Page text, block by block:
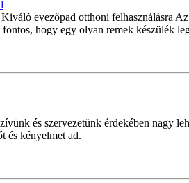
evezőpad otthoni felhasználásra
hogy egy olyan remek készülék
és szervezetünk érdekében nagy
és kényelmet ad.